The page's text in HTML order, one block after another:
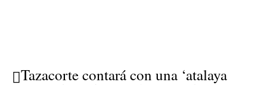
Tazacorte contará con una ‘atalaya